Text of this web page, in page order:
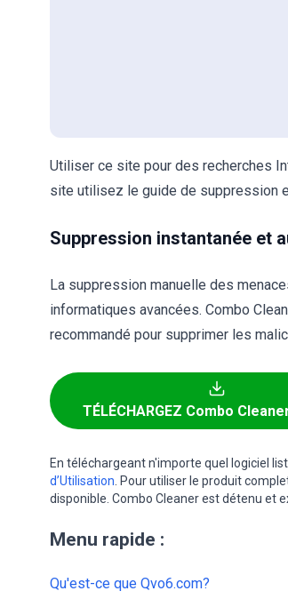
Utiliser ce site pour des recherches
site utilisez le guide de suppression
Suppression instantanée et
La suppression manuelle des
informatiques avancées. Combo
recommandé pour supprimer les
TÉLÉCHARGEZ Combo
En téléchargeant n'importe quel logiciel
d’Utilisation . Pour utiliser le produit
disponible. Combo Cleaner est détenu et
Menu rapide :
Qu'est-ce que Qvo6.com?